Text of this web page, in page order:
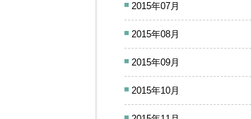
2015年07月
2015年08月
2015年09月
2015年10月